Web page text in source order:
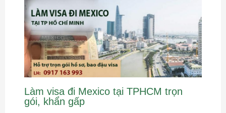
Làm visa đi Mexico tại TPHCM trọn
gói, khẩn gấp